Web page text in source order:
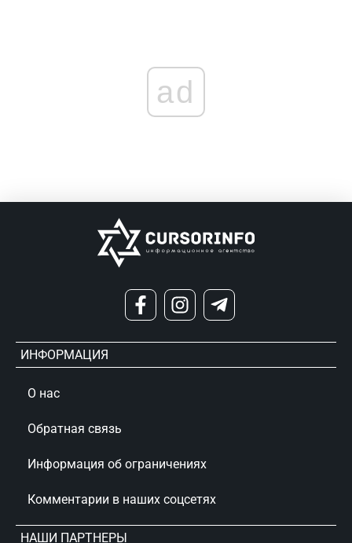
ad
ИНФОРМАЦИЯ
О нас
Обратная связь
Информация об ограничениях
Комментарии в наших соцсетях
НАШИ ПАРТНЕРЫ